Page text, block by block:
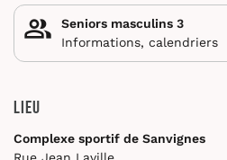
Seniors masculins 3
Informations, calendriers
Lieu
Complexe sportif de Sanvignes
Rue Jean Laville